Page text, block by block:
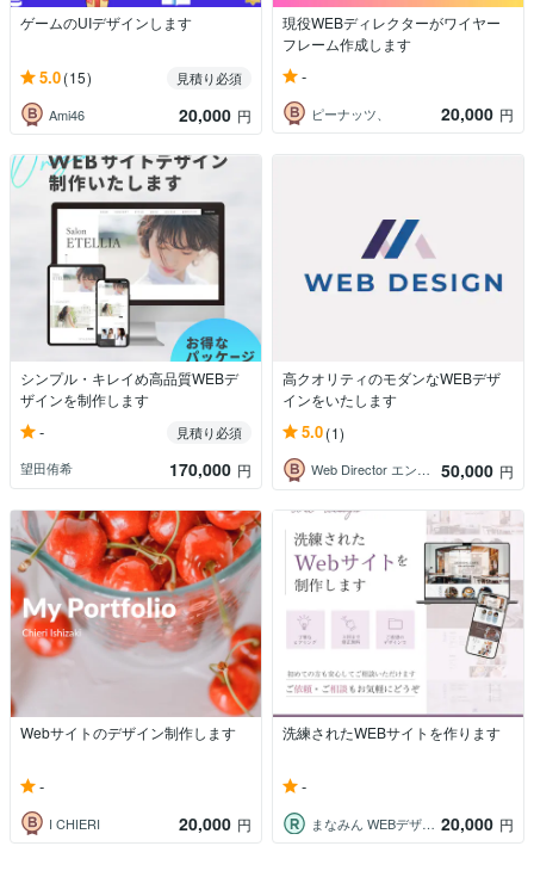
ゲームのUIデザインします
5.0(15)
見積り必須
Ami46
20,000 円
現役WEBディレクターがワイヤー
フレーム作成します
-
ピーナッツ、 20,000 円
シンプル・キレイめ高品質WEBデ
ザインを制作します
-
見積り必須
望田侑希
170,000 円
高クオリティのモダンなWEBデザ
インをいたします
5.0(1)
Web Director エンドウ 50,000 円
Webサイトのデザイン制作します
-
I CHIERI 20,000 円
洗練されたWEBサイトを作ります
-
まなみん WEBデザイン 20,000 円